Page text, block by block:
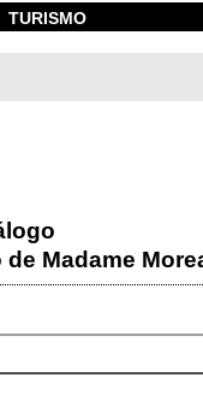
TURISMO
de Madame